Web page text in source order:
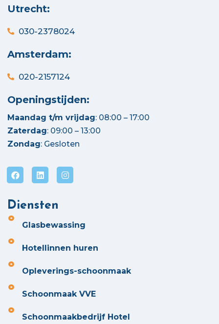
Utrecht:
030-2378024
Amsterdam:
020-2157124
Openingstijden:
Maandag t/m vrijdag: 08:00 – 17:00
Zaterdag: 09:00 – 13:00
Zondag: Gesloten
Diensten
Glasbewassing
Hotellinnen huren
Opleverings-schoonmaak
Schoonmaak VVE
Schoonmaakbedrijf Hotel